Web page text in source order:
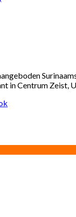
in Centrum Zeist,